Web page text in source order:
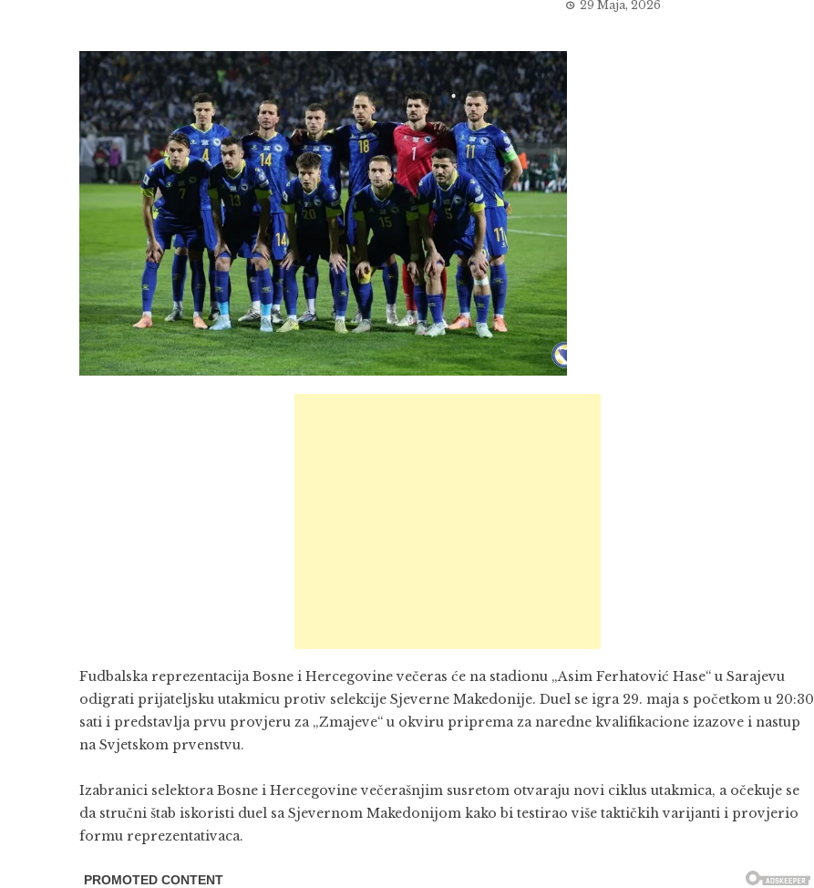
29 Maja, 2026
Fudbalska reprezentacija Bosne i Hercegovine večeras će na stadionu „Asim Ferhatović Hase“ u Sarajevu
odigrati prijateljsku utakmicu protiv selekcije Sjeverne Makedonije. Duel se igra 29. maja s početkom u 20:30
sati i predstavlja prvu provjeru za „Zmajeve“ u okviru priprema za naredne kvalifikacione izazove i nastup
na Svjetskom prvenstvu.
Izabranici selektora Bosne i Hercegovine večerašnjim susretom otvaraju novi ciklus utakmica, a očekuje se
da stručni štab iskoristi duel sa Sjevernom Makedonijom kako bi testirao više taktičkih varijanti i provjerio
formu reprezentativaca.